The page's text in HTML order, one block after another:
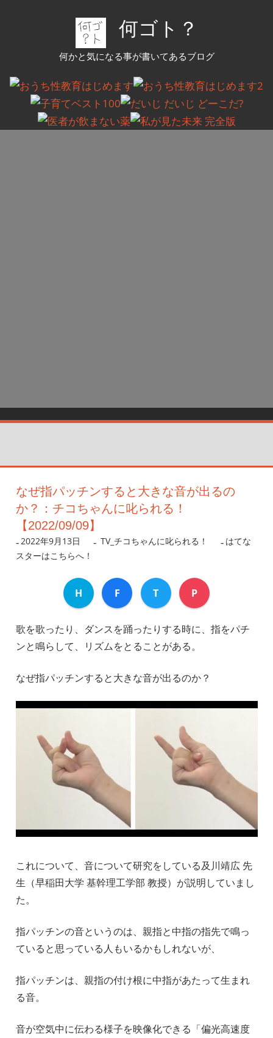
ツ
キ
何ゴト？
何かと気になる事が書いてあるブログ
なぜ指パッチンすると大きな音が出るの
か？：チコちゃんに叱られる！
【2022/09/09】
2022年9月13日 nanigoto
TV_チコちゃんに叱られる！
はてな
スターはこちらへ！
H F T P
歌を歌ったり、ダンスを踊ったりする時に、指をパチ
ンと鳴らして、リズムをとることがある。
なぜ指パッチンすると大きな音が出るのか？
これについて、音について研究をしている及川靖広 先
生（早稲田大学 基幹理工学部 教授）が説明していまし
た。
指パッチンの音というのは、親指と中指の指先で鳴っ
ていると思っている人もいるかもしれないが、
指パッチンは、親指の付け根に中指があたって生まれ
る音。
音が空気中に伝わる様子を映像化できる「偏光高速度